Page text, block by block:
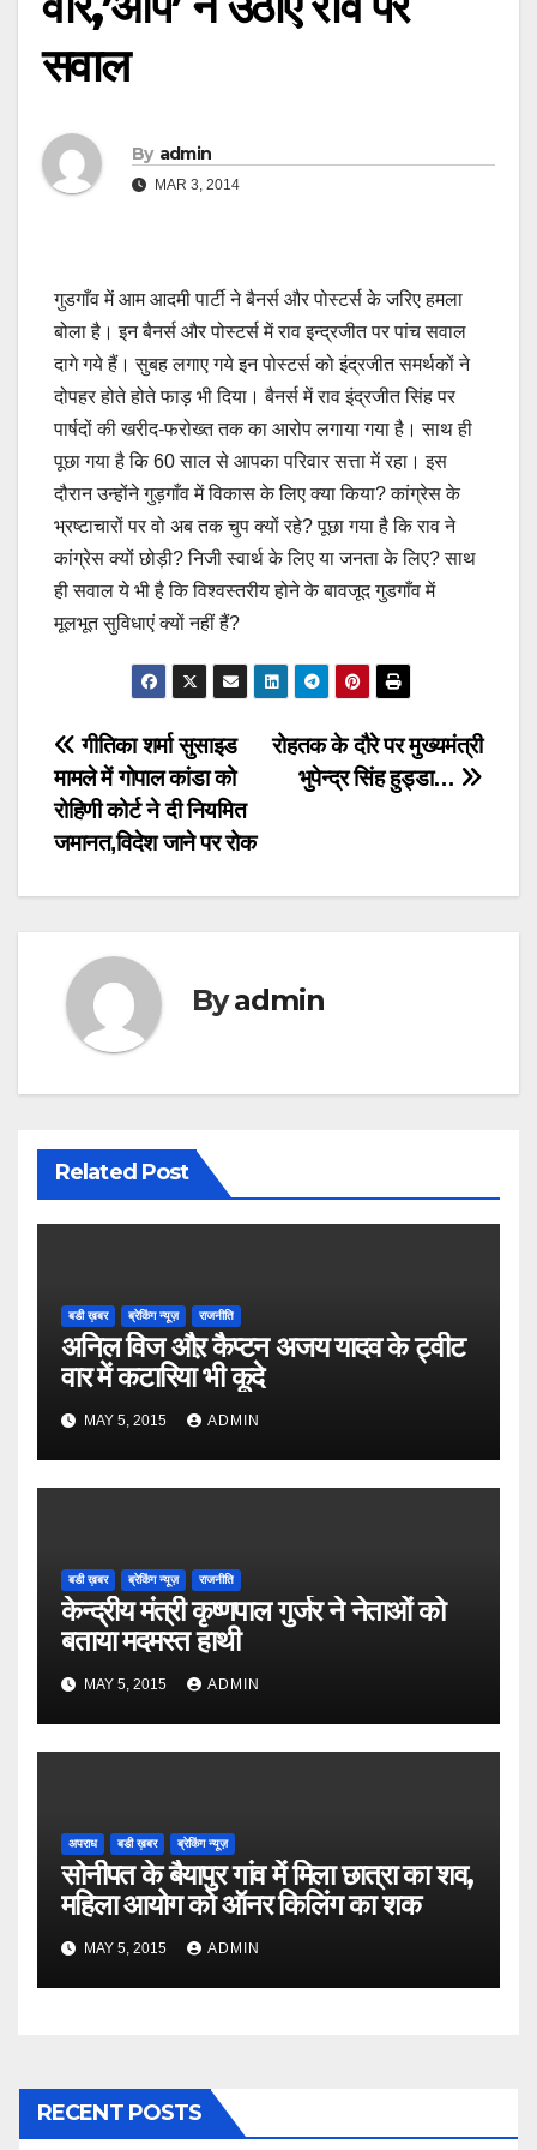
सवाल
By admin
MAR 3, 2014
गुडगाँव में आम आदमी पार्टी ने बैनर्स और पोस्टर्स के जरिए हमला
बोला है। इन बैनर्स और पोस्टर्स में राव इन्द्रजीत पर पांच सवाल
दागे गये हैं। सुबह लगाए गये इन पोस्टर्स को इंद्रजीत समर्थकों ने
दोपहर होते होते फाड़ भी दिया। बैनर्स में राव इंद्रजीत सिंह पर
पार्षदों की खरीद-फरोख्त तक का आरोप लगाया गया है। साथ ही
पूछा गया है कि 60 साल से आपका परिवार सत्ता में रहा। इस
दौरान उन्होंने गुड़गाँव में विकास के लिए क्या किया? कांग्रेस के
भ्रष्टाचारों पर वो अब तक चुप क्यों रहे? पूछा गया है कि राव ने
कांग्रेस क्यों छोड़ी? निजी स्वार्थ के लिए या जनता के लिए? साथ
ही सवाल ये भी है कि विश्वस्तरीय होने के बावजूद गुडगाँव में
मूलभूत सुविधाएं क्यों नहीं हैं?
Post
navigation
रोहतक के दौरे पर मुख्यमंत्री
भुपेन्द्र सिंह हुड्डा…
गीतिका शर्मा सुसाइड
मामले में गोपाल कांडा को
रोहिणी कोर्ट ने दी नियमित
जमानत,विदेश जाने पर रोक
Byadmin
Related Post
बडी ख़बर ब्रेकिंग न्यूज़ राजनीति
अनिल विज औऱ कैप्टन अजय यादव के ट्वीट
वार में कटारिया भी कूदे
MAY 5, 2015 ADMIN
बडी ख़बर ब्रेकिंग न्यूज़ राजनीति
केन्द्रीय मंत्री कृष्णपाल गुर्जर ने नेताओं को
बताया मदमस्त हाथी
MAY 5, 2015 ADMIN
अपराध बडी ख़बर ब्रेकिंग न्यूज़
सोनीपत के बैयापुर गांव में मिला छात्रा का शव,
महिला आयोग को ऑनर किलिंग का शक
MAY 5, 2015 ADMIN
RECENT POSTS